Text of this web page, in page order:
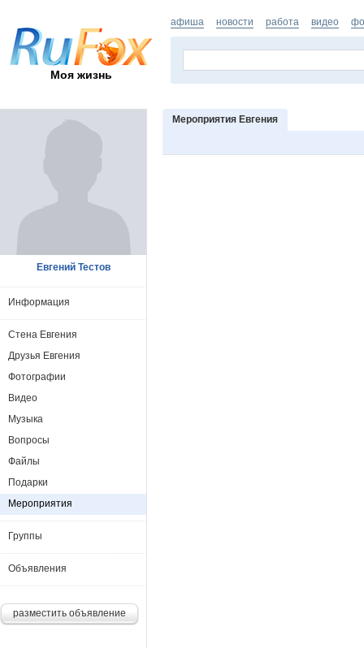
Моя жизнь
афиша новости работа видео
Мероприятия Евгения
Евгений Тестов
Информация
Стена Евгения
Друзья Евгения
Фотографии
Видео
Музыка
Вопросы
Файлы
Подарки
Мероприятия
Группы
Объявления
разместить объявление